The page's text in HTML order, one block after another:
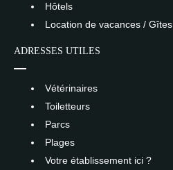
Hôtels
Location de vacances / Gîtes
ADRESSES UTILES
Vétérinaires
Toiletteurs
Parcs
Plages
Votre établissement ici ?